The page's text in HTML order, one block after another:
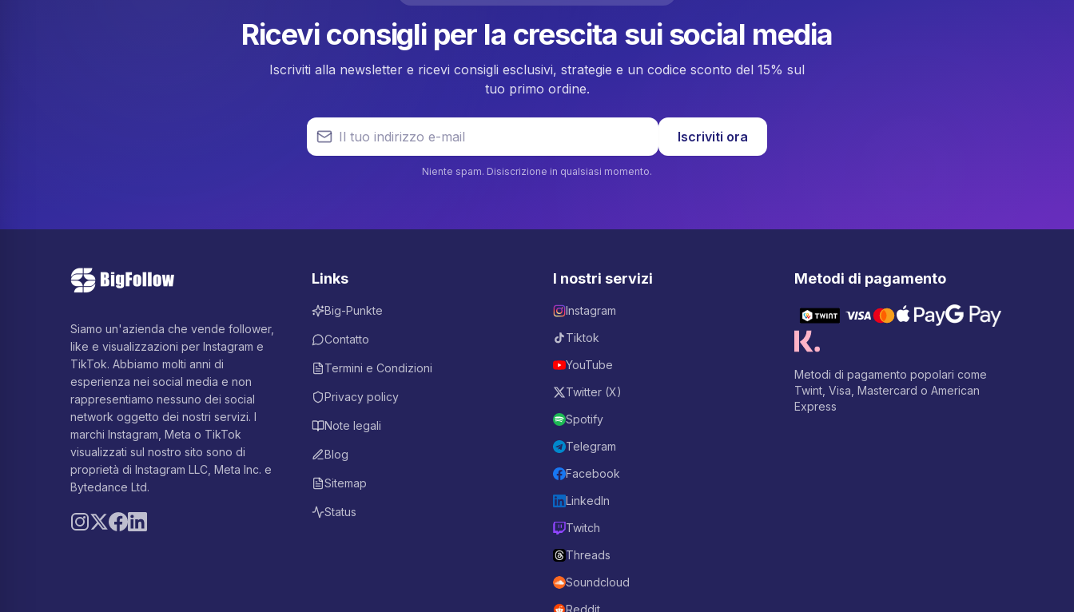
Ricevi consigli per la crescita sui social media
Iscriviti alla newsletter e ricevi consigli esclusivi, strategie e un codice sconto del 15% sul
tuo primo ordine.
Il tuo indirizzo e-mail
Iscriviti ora
Niente spam. Disiscrizione in qualsiasi momento.
Siamo un'azienda che vende follower,
like e visualizzazioni per Instagram e
TikTok. Abbiamo molti anni di
esperienza nei social media e non
rappresentiamo nessuno dei social
network oggetto dei nostri servizi. I
marchi Instagram, Meta o TikTok
visualizzati sul nostro sito sono di
proprietà di Instagram LLC, Meta Inc. e
Bytedance Ltd.
Links
Big-Punkte
Contatto
Termini e Condizioni
Privacy policy
Note legali
Blog
Sitemap
Status
I nostri servizi
Instagram
Tiktok
YouTube
Twitter (X)
Spotify
Telegram
Facebook
LinkedIn
Twitch
Threads
Soundcloud
Reddit
Metodi di pagamento
Metodi di pagamento popolari come
Twint, Visa, Mastercard o American
Express